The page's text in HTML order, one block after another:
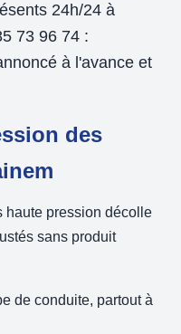
24h/24 à
73 96 74 :
à l'avance et
des
haute pression décolle
sans produit
de conduite, partout à